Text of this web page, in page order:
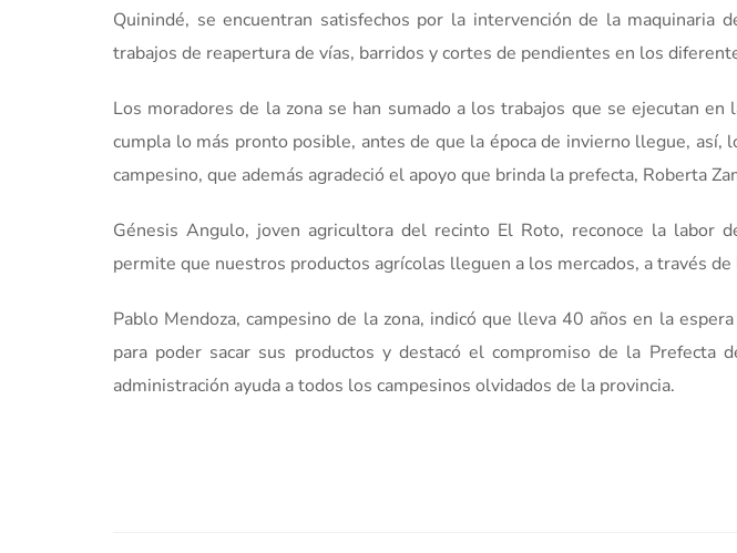
Quinindé, se encuentran satisfechos por la intervención de la maquinaria
trabajos de reapertura de vías, barridos y cortes de pendientes en los
Los moradores de la zona se han sumado a los trabajos que se ejecutan
cumpla lo más pronto posible, antes de que la época de invierno llegue, así,
campesino, que además agradeció el apoyo que brinda la prefecta, Roberta
Génesis Angulo, joven agricultora del recinto El Roto, reconoce la labor
permite que nuestros productos agrícolas lleguen a los mercados, a través
Pablo Mendoza, campesino de la zona, indicó que lleva 40 años en la
para poder sacar sus productos y destacó el compromiso de la Prefecta
administración ayuda a todos los campesinos olvidados de la provincia.